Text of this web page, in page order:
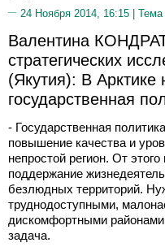
24 Ноября 2014, 16:15 | Тема
Валентина
стратегических
(Якутия): В Арктике
государственная
- Государственная
повышение качества и
непростой регион. От
поддержание
безлюдных территорий.
труднодоступными,
дискомфортными районами
задача.